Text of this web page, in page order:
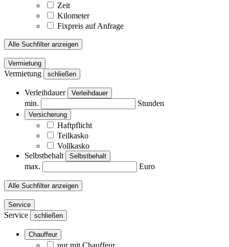
Zeit
Kilometer
Fixpreis auf Anfrage
Alle Suchfilter anzeigen
Vermietung
Vermietung schließen
Verleihdauer Verleihdauer
min. Stunden
Versicherung
Haftpflicht
Teilkasko
Vollkasko
Selbstbehalt
Selbstbehalt
max. Euro
Alle Suchfilter anzeigen
Service
Service schließen
Chauffeur
nur mit Chauffeur